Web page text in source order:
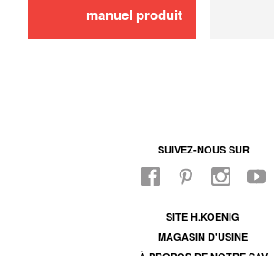
manuel produit
SUIVEZ-NOUS SUR
SITE H.KOENIG
MAGASIN D'USINE